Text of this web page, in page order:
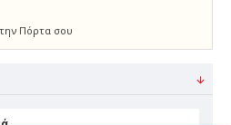
Πόρτα σου